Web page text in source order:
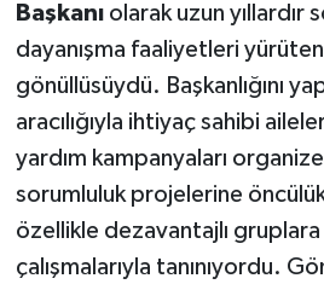
Başkanıolarak uzun yıllardır
dayanışma faaliyetleri
gönüllüsüydü. Başkanlığını
aracılığıyla ihtiyaç sahibi
yardım kampanyaları
sorumluluk projelerine
özellikle dezavantajlı
çalışmalarıyla tanınıyordu.